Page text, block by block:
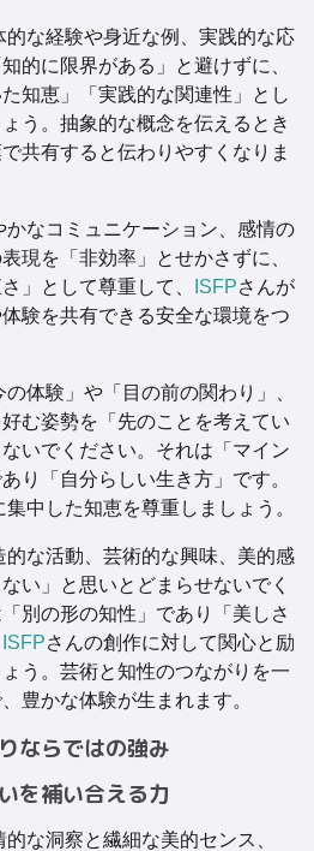
的な経験や身近な例、実践的な応
的に限界がある」と避けずに、
た知恵」「実践的な関連性」とし
う。抽象的な概念を伝えるとき
共有すると伝わりやすくなりま
かなコミュニケーション、感情の
現を「非効率」とせかさずに、
」として尊重して、
ISFPさんが
験を共有できる安全な環境をつ
の体験」や「目の前の関わり」、
む姿勢を「先のことを考えてい
いでください。それは「マイン
り「自分らしい生き方」です。
集中した知恵を尊重しましょう。
的な活動、芸術的な興味、美的感
い」と思いとどまらせないでく
別の形の知性」であり「美しさ
ISFPさんの創作に対して関心と励
う。芸術と知性のつながりを一
豊かな体験が生まれます。
ならではの強み
を補い合える力
的な洞察と繊細な美的センス、